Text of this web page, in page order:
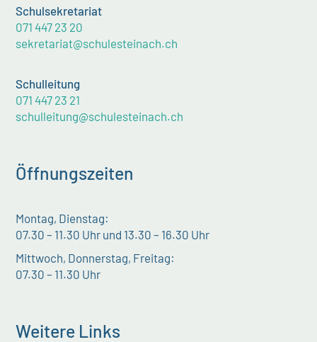
Schulsekretariat
071 447 23 20
sekretariat@schulesteinach.ch
Schulleitung
071 447 23 21
schulleitung@schulesteinach.ch
Öffnungszeiten
Montag, Dienstag:
07.30 – 11.30 Uhr und 13.30 – 16.30 Uhr
Mittwoch, Donnerstag, Freitag:
07.30 – 11.30 Uhr
Weitere Links